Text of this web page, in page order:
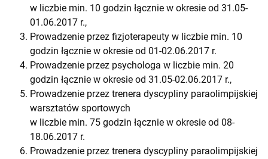
w liczbie min. 10 godzin łącznie w okresie od 31.05-
01.06.2017 r.,
Prowadzenie przez fizjoterapeuty w liczbie min. 10
godzin łącznie w okresie od 01-02.06.2017 r.
Prowadzenie przez psychologa w liczbie min. 20
godzin łącznie w okresie od 31.05-02.06.2017 r.,
Prowadzenie przez trenera dyscypliny paraolimpijskiej
warsztatów sportowych
w liczbie min. 75 godzin łącznie w okresie od 08-
18.06.2017 r.
Prowadzenie przez trenera dyscypliny paraolimpijskiej